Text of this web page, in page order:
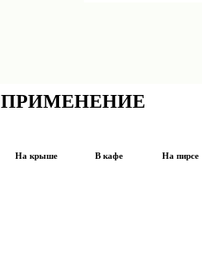
ПРИМЕНЕНИЕ
На крыше В кафе На пирсе